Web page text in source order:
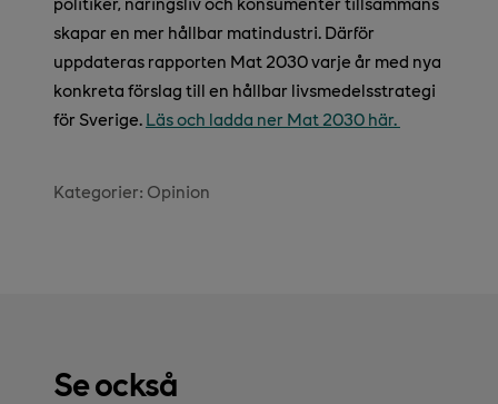
skapar en mer hållbar matindustri. Därför
uppdateras rapporten Mat 2030 varje år med nya
konkreta förslag till en hållbar livsmedelsstrategi
för Sverige. Läs och ladda ner Mat 2030 här.
Kategorier: Opinion
Se också